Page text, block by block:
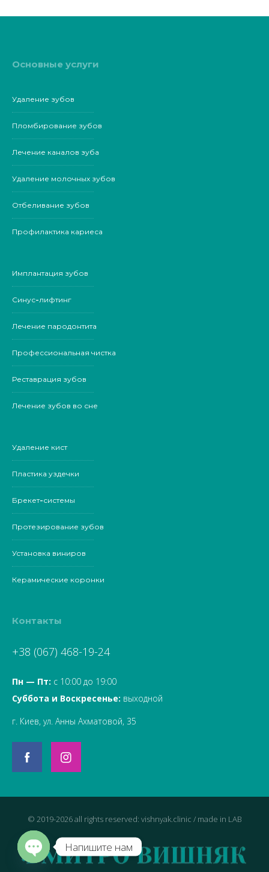
Основные услуги
Удаление зубов
Пломбирование зубов
Лечение каналов зуба
Удаление молочных зубов
Отбеливание зубов
Профилактика кариеса
Имплантация зубов
Синус-лифтинг
Лечение пародонтита
Профессиональная чистка
Реставрация зубов
Лечение зубов во сне
Удаление кист
Пластика уздечки
Брекет-системы
Протезирование зубов
Установка виниров
Керамические коронки
Контакты
+38 (067) 468-19-24
Пн — Пт: с 10:00 до 19:00
Суббота и Воскресенье: выходной
г. Киев, ул. Анны Ахматовой, 35
© 2019-2026 all rights reserved: vishnyak.clinic / made in LAB
Напишите нам